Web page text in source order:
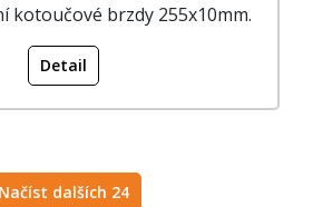
kotoučové brzdy 255x10mm.
Detail
Načíst dalších 24